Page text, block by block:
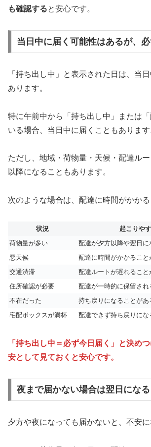
も確認すると安心です。
当日中に届く可能性はあるが、
「持ち出し中」と表示された日は、当
あります。
特に午前中から「持ち出し中」または
いる場合、当日中に届くこともあります
ただし、地域・荷物量・天候・配達ル
以降になることもあります。
次のような場合は、配達に時間がかかる
状況
起こりや
荷物量が多い
配達が夕方以降や翌日に
悪天候
配達に時間がかかること
交通渋滞
配達ルートが遅れること
住所確認が必要
配達が一時的に保留され
不在だった
持ち戻りになることがあ
宅配ボックスが満杯
配達できず持ち戻りにな
「持ち出し中＝必ず今日届く」と決め
安として見ておくと安心です。
夜まで届かない場合は翌日にな
夕方や夜になっても届かないと、不安に